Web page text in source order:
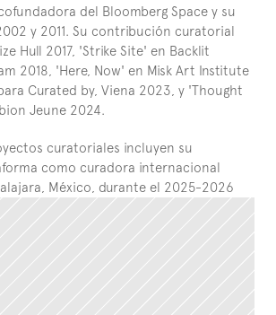
del Bloomberg Space y su
y 2011. Su contribución curatorial
Hull 2017, 'Strike Site' en Backlit
2018, 'Here, Now' en Misk Art Institute
Curated by, Viena 2023, y 'Thought
Jeune 2024.
curatoriales incluyen su
como curadora internacional
México, durante el 2025-2026